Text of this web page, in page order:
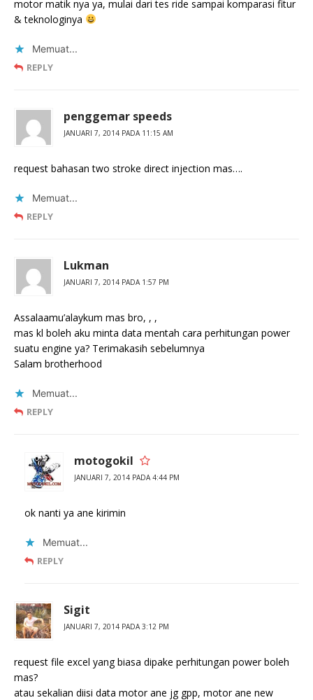
motor matik nya ya, mulai dari tes ride sampai komparasi fitur
& teknologinya
Memuat...
REPLY
penggemar speeds
JANUARI 7, 2014 PADA 11:15 AM
request bahasan two stroke direct injection mas….
Memuat...
REPLY
Lukman
JANUARI 7, 2014 PADA 1:57 PM
Assalaamu’alaykum mas bro, , ,
mas kl boleh aku minta data mentah cara perhitungan power
suatu engine ya? Terimakasih sebelumnya
Salam brotherhood
Memuat...
REPLY
motogokil
JANUARI 7, 2014 PADA 4:44 PM
ok nanti ya ane kirimin
Memuat...
REPLY
Sigit
JANUARI 7, 2014 PADA 3:12 PM
request file excel yang biasa dipake perhitungan power boleh
mas?
atau sekalian diisi data motor ane jg gpp, motor ane new